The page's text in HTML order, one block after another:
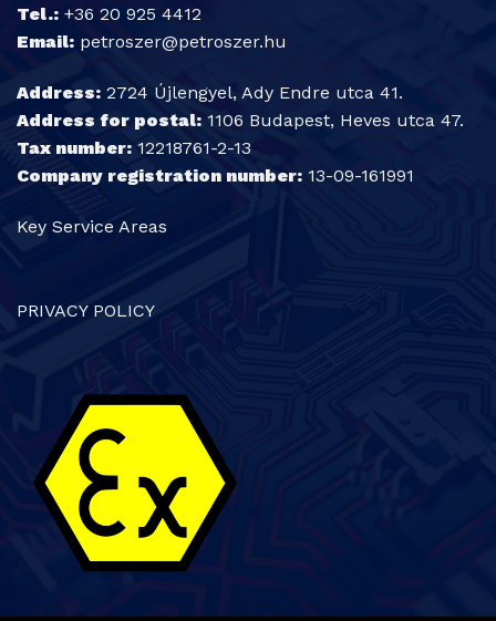
Tel.: +36 20 925 4412
Email: petroszer@petroszer.hu
Address: 2724 Újlengyel, Ady Endre utca 41.
Address for postal: 1106 Budapest, Heves utca 47.
Tax number: 12218761-2-13
Company registration number: 13-09-161991
Key Service Areas
PRIVACY POLICY